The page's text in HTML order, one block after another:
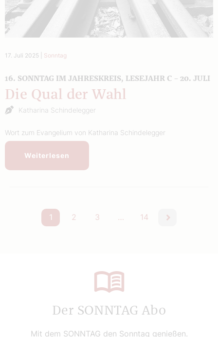
17. Juli 2025 Sonntag
16. SONNTAG IM JAHRESKREIS, LESEJAHR C – 20. JULI
Die Qual der Wahl
Katharina Schindelegger
Wort zum Evangelium von Katharina Schindelegger
Weiterlesen
1 2 3 … 14
nächste
Der SONNTAG Abo
Mit dem SONNTAG den Sonntag genießen.